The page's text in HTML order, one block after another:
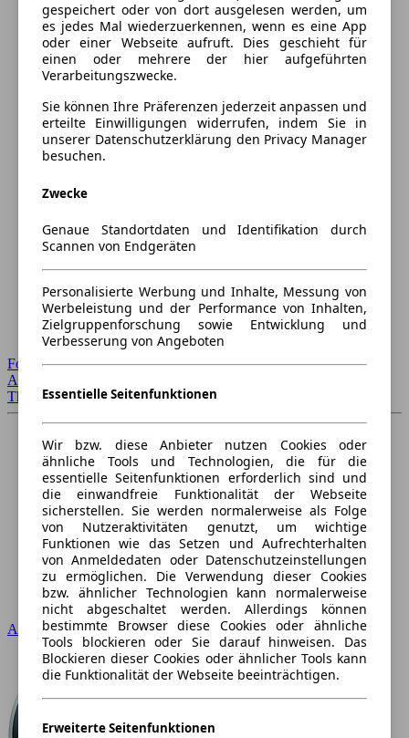
Forum Startseite
Alle Auto-Foren
Themen-Forum
Audi
gespeichert oder von dort ausgelesen werden, um
es jedes Mal wiederzuerkennen, wenn es eine App
oder einer Webseite aufruft. Dies geschieht für
einen oder mehrere der hier aufgeführten
Verarbeitungszwecke.
Sie können Ihre Präferenzen jederzeit anpassen und
erteilte Einwilligungen widerrufen, indem Sie in
unserer Datenschutzerklärung den Privacy Manager
besuchen.
Zwecke
Genaue Standortdaten und Identifikation durch
Scannen von Endgeräten
Personalisierte Werbung und Inhalte, Messung von
Werbeleistung und der Performance von Inhalten,
Zielgruppenforschung sowie Entwicklung und
Verbesserung von Angeboten
Essentielle Seitenfunktionen
Wir bzw. diese Anbieter nutzen Cookies oder
ähnliche Tools und Technologien, die für die
essentielle Seitenfunktionen erforderlich sind und
die einwandfreie Funktionalität der Webseite
sicherstellen. Sie werden normalerweise als Folge
von Nutzeraktivitäten genutzt, um wichtige
Funktionen wie das Setzen und Aufrechterhalten
von Anmeldedaten oder Datenschutzeinstellungen
zu ermöglichen. Die Verwendung dieser Cookies
bzw. ähnlicher Technologien kann normalerweise
nicht abgeschaltet werden. Allerdings können
bestimmte Browser diese Cookies oder ähnliche
Tools blockieren oder Sie darauf hinweisen. Das
Blockieren dieser Cookies oder ähnlicher Tools kann
die Funktionalität der Webseite beeinträchtigen.
Erweiterte Seitenfunktionen